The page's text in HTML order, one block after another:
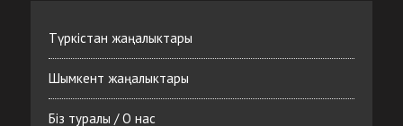
Түркістан жаңалыктары
Шымкент жаңалыктары
Біз туралы / О нас